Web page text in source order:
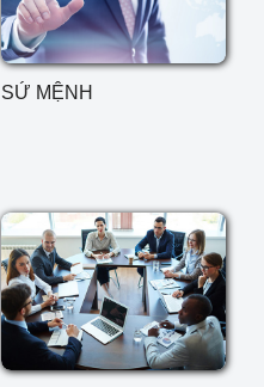
SỨ MỆNH